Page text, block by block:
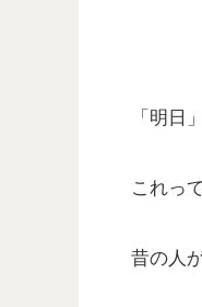
「明日
これっ
昔の人